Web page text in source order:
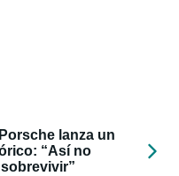
lanza un
“Así no